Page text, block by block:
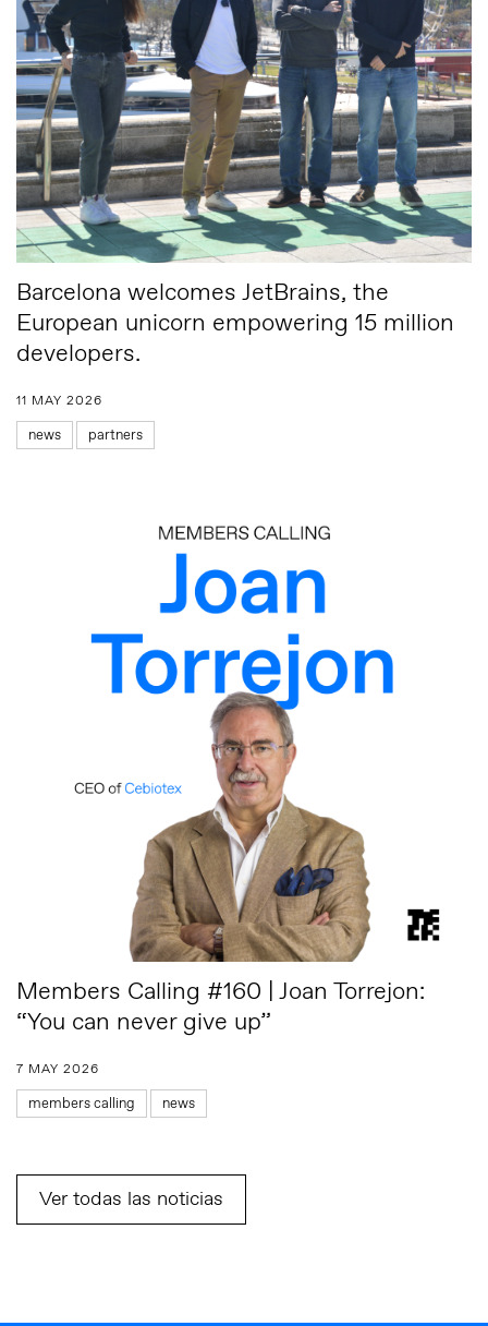
Barcelona welcomes JetBrains, the
European unicorn empowering 15 million
developers.
11 MAY 2026
news partners
Members Calling #160 | Joan Torrejon:
“You can never give up”
7 MAY 2026
members calling news
Ver todas las noticias